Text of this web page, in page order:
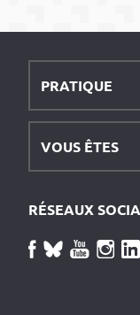
PRATIQUE
VOUS ÊTES
RÉSEAUX